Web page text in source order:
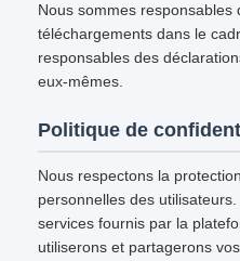
Nous sommes
téléchargements dans le
responsables des
eux-mêmes.
Politique de
Nous respectons la
personnelles des
services fournis par la
utiliserons et partagerons